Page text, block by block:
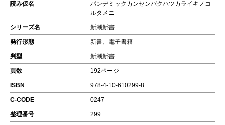
読み仮名
パンデミックカンセンバクハツカライキノコ
ルタメニ
シリーズ名 新潮新書
発行形態 新書、電子書籍
判型 新潮新書
頁数 192ページ
ISBN 978-4-10-610299-8
C-CODE 0247
整理番号 299